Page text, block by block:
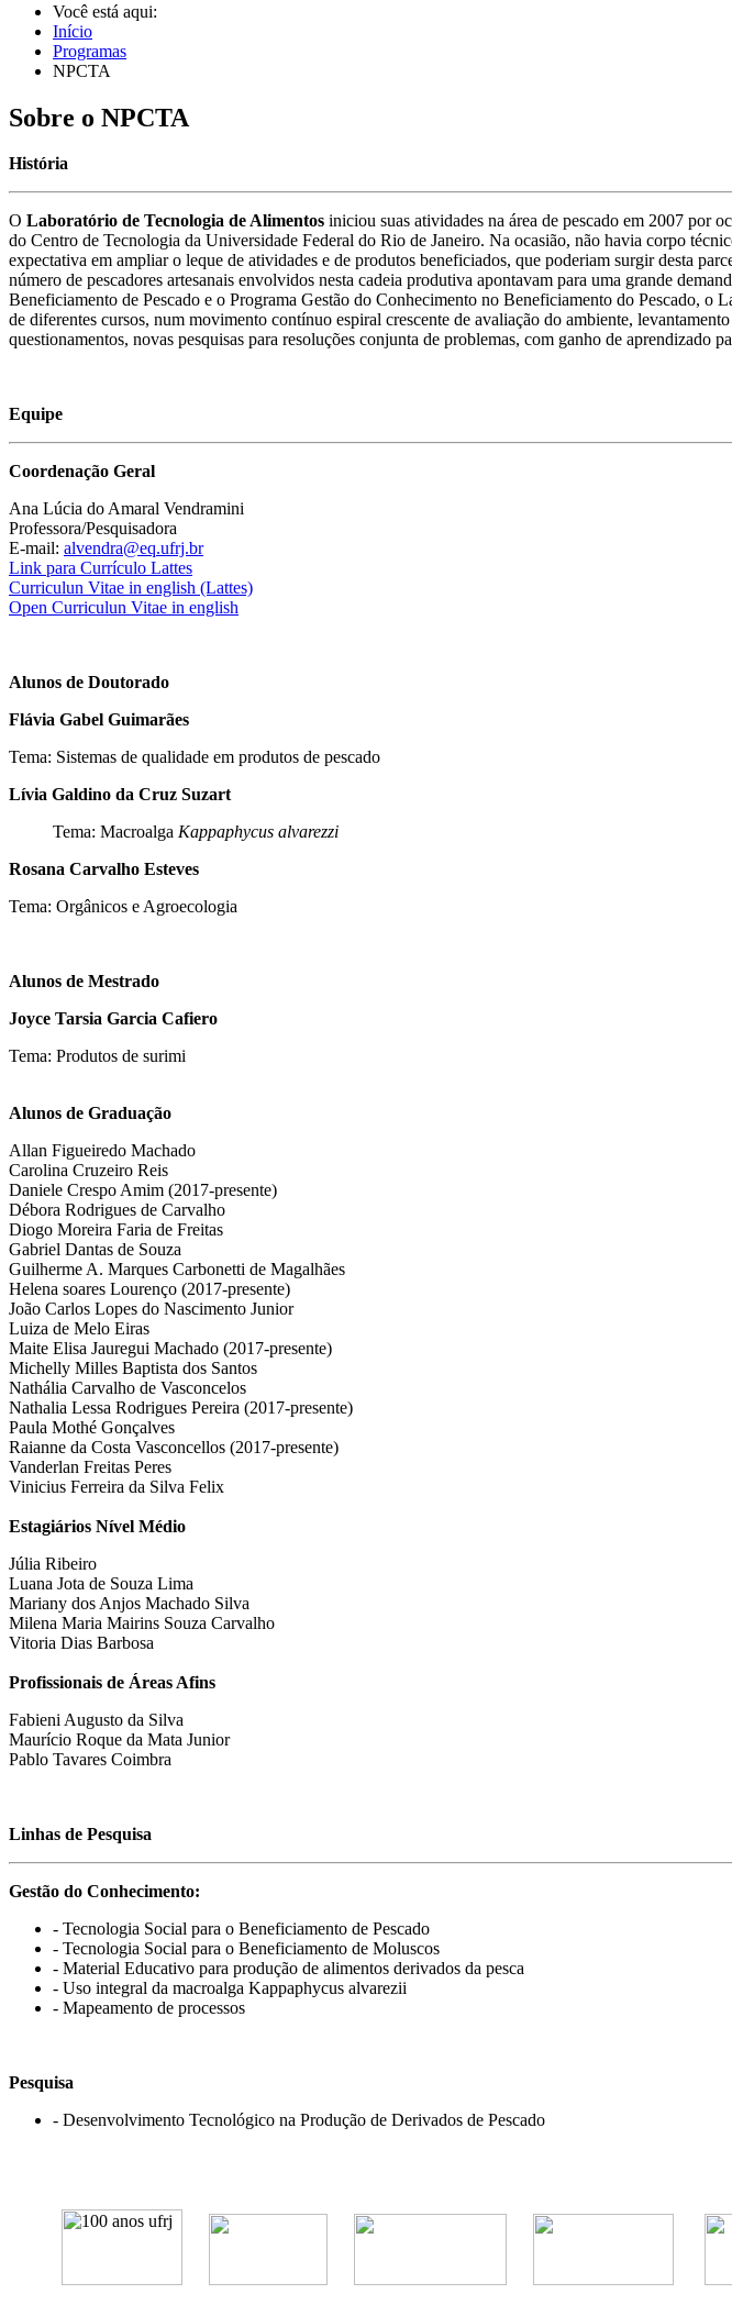
Você está aqui:
Início
Programas
NPCTA
Sobre o NPCTA
História
O Laboratório de Tecnologia de Alimentos iniciou suas atividades na área de pescado em 2007 por
do Centro de Tecnologia da Universidade Federal do Rio de Janeiro. Na ocasião, não havia corpo
expectativa em ampliar o leque de atividades e de produtos beneficiados, que poderiam surgir desta
número de pescadores artesanais envolvidos nesta cadeia produtiva apontavam para uma grande
Beneficiamento de Pescado e o Programa Gestão do Conhecimento no Beneficiamento do Pescado, o
de diferentes cursos, num movimento contínuo espiral crescente de avaliação do ambiente,
questionamentos, novas pesquisas para resoluções conjunta de problemas, com ganho de aprendizado
Equipe
Coordenação Geral
Ana Lúcia do Amaral Vendramini
Professora/Pesquisadora
E-mail: alvendra@eq.ufrj.br
Link para Currículo Lattes
Curriculun Vitae in english (Lattes)
Open Curriculun Vitae in english
Alunos de Doutorado
Flávia Gabel Guimarães
Tema: Sistemas de qualidade em produtos de pescado
Lívia Galdino da Cruz Suzart
Tema: Macroalga Kappaphycus alvarezzi
Rosana Carvalho Esteves
Tema: Orgânicos e Agroecologia
Alunos de Mestrado
Joyce Tarsia Garcia Cafiero
Tema: Produtos de surimi
Alunos de Graduação
Allan Figueiredo Machado
Carolina Cruzeiro Reis
Daniele Crespo Amim (2017-presente)
Débora Rodrigues de Carvalho
Diogo Moreira Faria de Freitas
Gabriel Dantas de Souza
Guilherme A. Marques Carbonetti de Magalhães
Helena soares Lourenço (2017-presente)
João Carlos Lopes do Nascimento Junior
Luiza de Melo Eiras
Maite Elisa Jauregui Machado (2017-presente)
Michelly Milles Baptista dos Santos
Nathália Carvalho de Vasconcelos
Nathalia Lessa Rodrigues Pereira (2017-presente)
Paula Mothé Gonçalves
Raianne da Costa Vasconcellos (2017-presente)
Vanderlan Freitas Peres
Vinicius Ferreira da Silva Felix
Estagiários Nível Médio
Júlia Ribeiro
Luana Jota de Souza Lima
Mariany dos Anjos Machado Silva
Milena Maria Mairins Souza Carvalho
Vitoria Dias Barbosa
Profissionais de Áreas Afins
Fabieni Augusto da Silva
Maurício Roque da Mata Junior
Pablo Tavares Coimbra
Linhas de Pesquisa
Gestão do Conhecimento:
- Tecnologia Social para o Beneficiamento de Pescado
- Tecnologia Social para o Beneficiamento de Moluscos
- Material Educativo para produção de alimentos derivados da pesca
- Uso integral da macroalga Kappaphycus alvarezii
- Mapeamento de processos
Pesquisa
- Desenvolvimento Tecnológico na Produção de Derivados de Pescado